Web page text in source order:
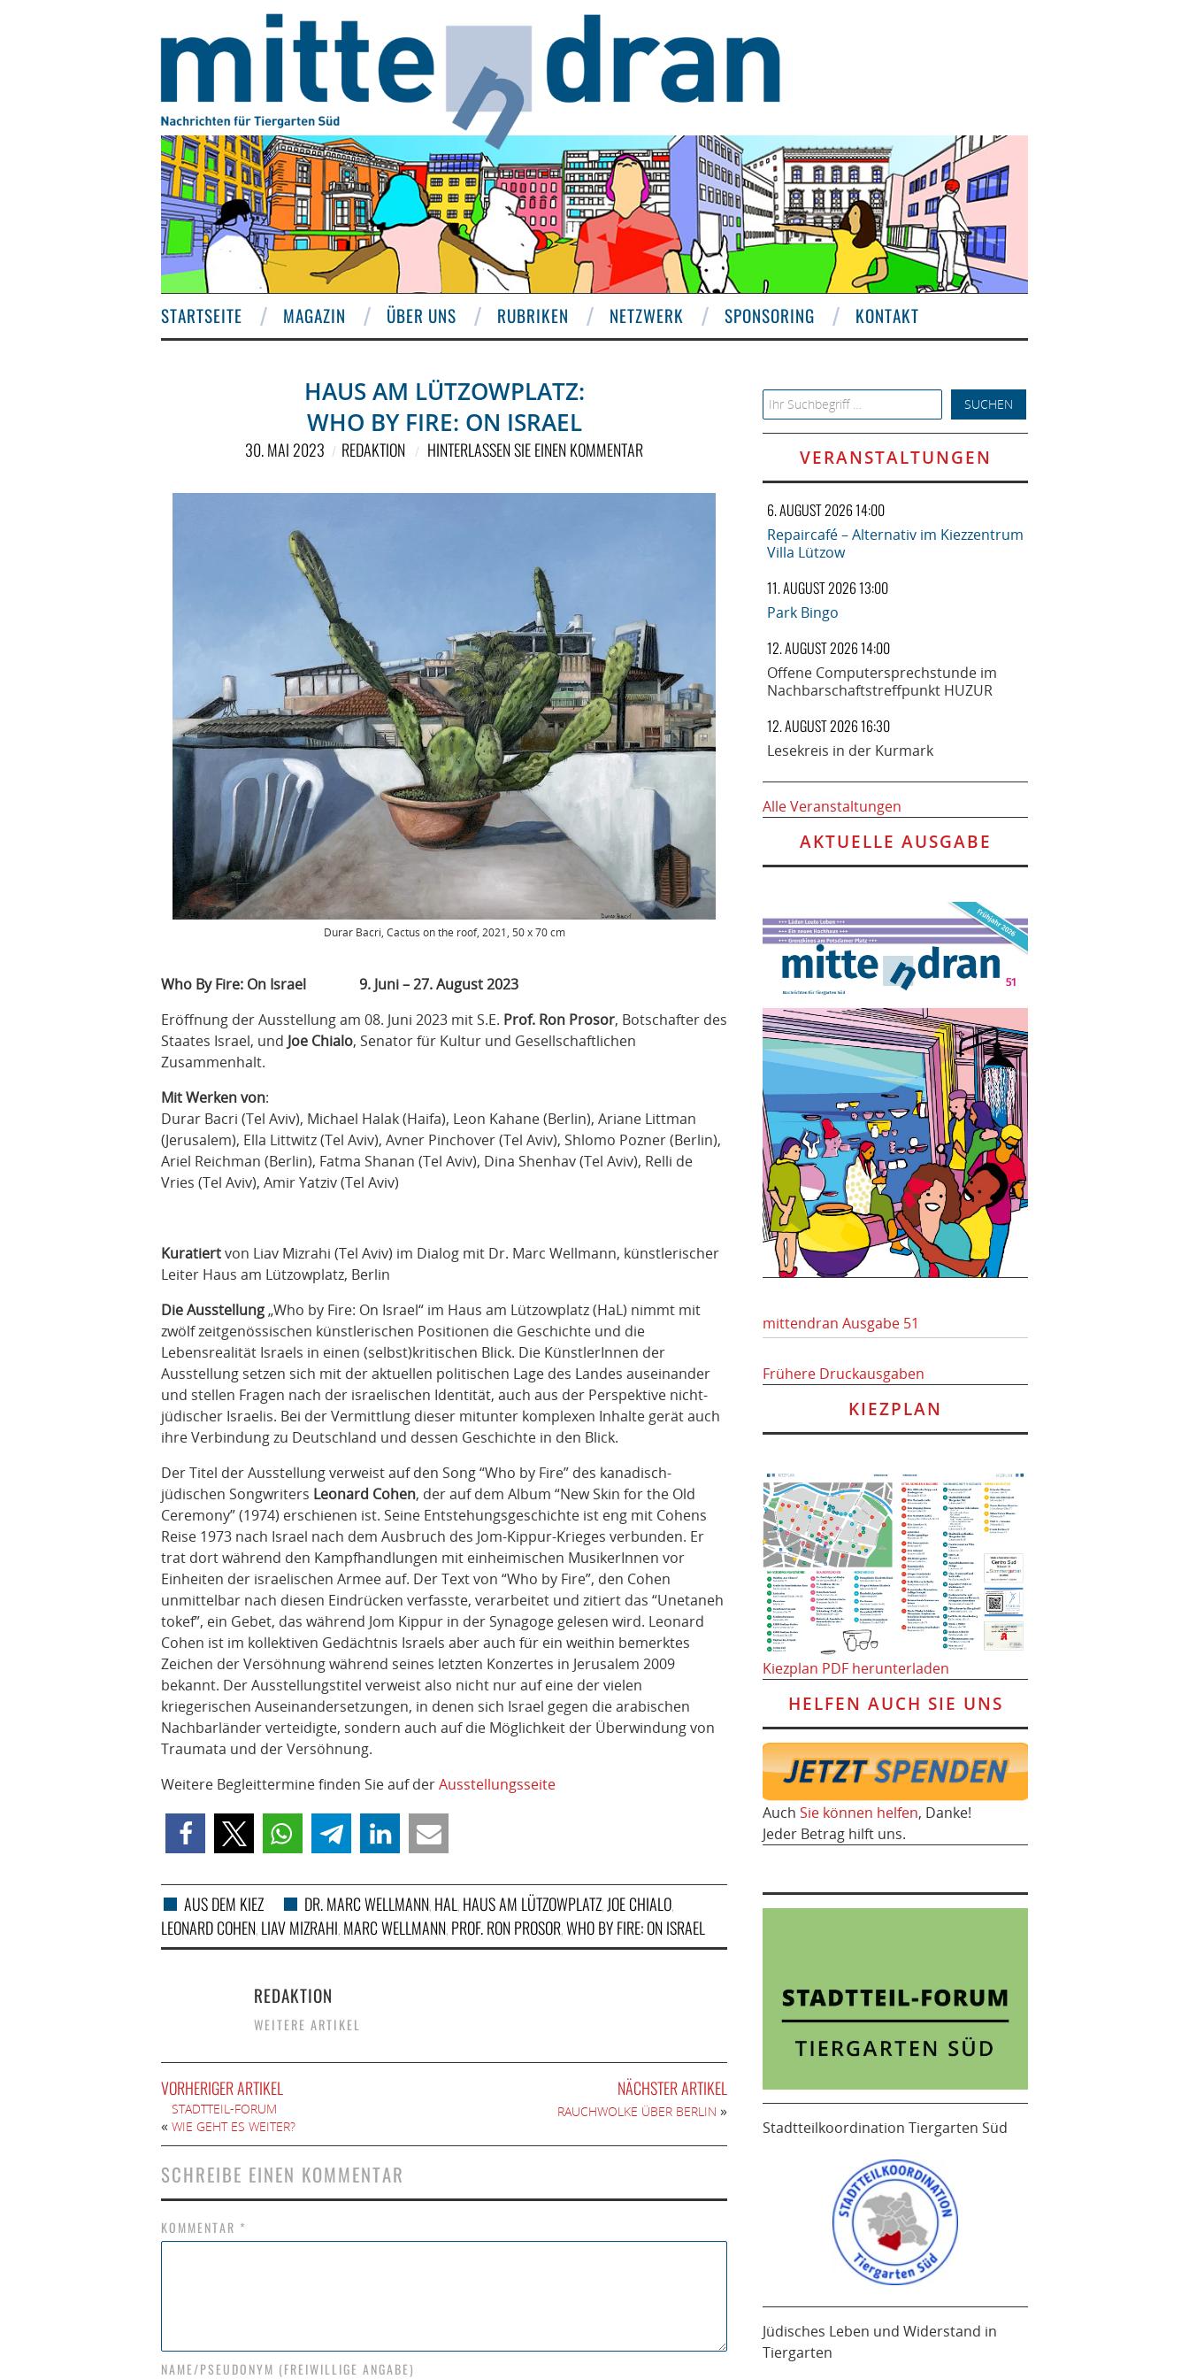
STARTSEITE MAGAZIN ÜBER UNS RUBRIKEN NETZWERK SPONSORING KONTAKT
HAUS AM LÜTZOWPLATZ:
WHO BY FIRE: ON ISRAEL
30. MAI 2023 REDAKTION HINTERLASSEN SIE EINEN KOMMENTAR
Durar Bacri, Cactus on the roof, 2021, 50 x 70 cm
Who By Fire: On Israel 9. Juni – 27. August 2023
Eröffnung der Ausstellung am 08. Juni 2023 mit S.E. Prof. Ron Prosor, Botschafter des
Staates Israel, und Joe Chialo, Senator für Kultur und Gesellschaftlichen
Zusammenhalt.
Mit Werken von:
Durar Bacri (Tel Aviv), Michael Halak (Haifa), Leon Kahane (Berlin), Ariane Littman
(Jerusalem), Ella Littwitz (Tel Aviv), Avner Pinchover (Tel Aviv), Shlomo Pozner (Berlin),
Ariel Reichman (Berlin), Fatma Shanan (Tel Aviv), Dina Shenhav (Tel Aviv), Relli de
Vries (Tel Aviv), Amir Yatziv (Tel Aviv)
Kuratiertvon Liav Mizrahi (Tel Aviv) im Dialog mit Dr. Marc Wellmann, künstlerischer
Leiter Haus am Lützowplatz, Berlin
Die Ausstellung„Who by Fire: On Israel“ im Haus am Lützowplatz (HaL) nimmt mit
zwölf zeitgenössischen künstlerischen Positionen die Geschichte und die
Lebensrealität Israels in einen (selbst)kritischen Blick. Die KünstlerInnen der
Ausstellung setzen sich mit der aktuellen politischen Lage des Landes auseinander
und stellen Fragen nach der israelischen Identität, auch aus der Perspektive nicht-
jüdischer Israelis. Bei der Vermittlung dieser mitunter komplexen Inhalte gerät auch
ihre Verbindung zu Deutschland und dessen Geschichte in den Blick.
Der Titel der Ausstellung verweist auf den Song “Who by Fire” des kanadisch-
jüdischen Songwriters Leonard Cohen, der auf dem Album “New Skin for the Old
Ceremony” (1974) erschienen ist. Seine Entstehungsgeschichte ist eng mit Cohens
Reise 1973 nach Israel nach dem Ausbruch des Jom-Kippur-Krieges verbunden. Er
trat dort während den Kampfhandlungen mit einheimischen MusikerInnen vor
Einheiten der israelischen Armee auf. Der Text von “Who by Fire”, den Cohen
unmittelbar nach diesen Eindrücken verfasste, verarbeitet und zitiert das “Unetaneh
tokef”, ein Gebet, das während Jom Kippur in der Synagoge gelesen wird. Leonard
Cohen ist im kollektiven Gedächtnis Israels aber auch für ein weithin bemerktes
Zeichen der Versöhnung während seines letzten Konzertes in Jerusalem 2009
bekannt. Der Ausstellungstitel verweist also nicht nur auf eine der vielen
kriegerischen Auseinandersetzungen, in denen sich Israel gegen die arabischen
Nachbarländer verteidigte, sondern auch auf die Möglichkeit der Überwindung von
Traumata und der Versöhnung.
Weitere Begleittermine finden Sie auf derAusstellungsseite
AUS DEM KIEZ DR. MARC WELLMANN, HAL, HAUS AM LÜTZOWPLATZ,JOE CHIALO,
LEONARD COHEN, LIAV MIZRAHI, MARC WELLMANN, PROF. RON PROSOR,WHO BY FIRE: ON ISRAEL
REDAKTION
WEITERE ARTIKEL
VORHERIGER ARTIKEL
«
STADTTEIL-FORUM
WIE GEHT ES WEITER?
NÄCHSTER ARTIKEL
RAUCHWOLKE ÜBER BERLIN »
SCHREIBE EINEN KOMMENTAR
KOMMENTAR *
NAME/PSEUDONYM (FREIWILLIGE ANGABE)
Search for:
VERANSTALTUNGEN
6. AUGUST 2026 14:00
Repaircafé – Alternativ im Kiezzentrum
Villa Lützow
11. AUGUST 2026 13:00
Park Bingo
12. AUGUST 2026 14:00
Offene Computersprechstunde im
Nachbarschaftstreffpunkt HUZUR
12. AUGUST 2026 16:30
Lesekreis in der Kurmark
Alle Veranstaltungen
AKTUELLE AUSGABE
mittendran Ausgabe 51
Frühere Druckausgaben
KIEZPLAN
Kiezplan PDF herunterladen
HELFEN AUCH SIE UNS
Auch Sie können helfen, Danke!
Jeder Betrag hilft uns.
Stadtteilkoordination Tiergarten Süd
Jüdisches Leben und Widerstand in
Tiergarten